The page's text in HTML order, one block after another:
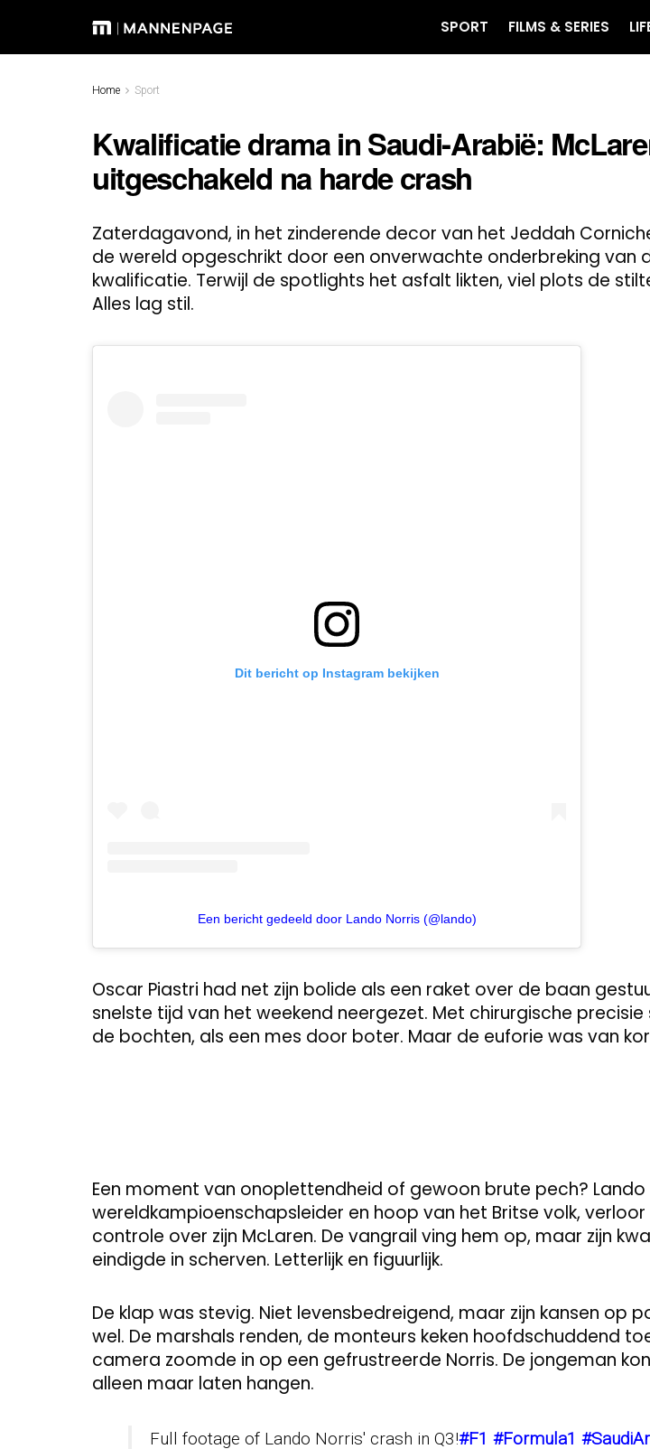
SPORT FILMS & SERIES
Home Sport
Kwalificatie drama in Saudi-Arabië:
uitgeschakeld na harde crash
Zaterdagavond, in het zinderende decor van het Jeddah
de wereld opgeschrikt door een onverwachte onderbreking van
kwalificatie. Terwijl de spotlights het asfalt likten, viel plots de
Alles lag stil.
Dit bericht op Instagram bekijken
Een bericht gedeeld door Lando Norris (@lando)
Oscar Piastri had net zijn bolide als een raket over de baan
snelste tijd van het weekend neergezet. Met chirurgische precisie
de bochten, als een mes door boter. Maar de euforie was van
Een moment van onoplettendheid of gewoon brute pech? Lando
wereldkampioenschapsleider en hoop van het Britse volk,
controle over zijn McLaren. De vangrail ving hem op, maar zijn
eindigde in scherven. Letterlijk en figuurlijk.
De klap was stevig. Niet levensbedreigend, maar zijn kansen op
wel. De marshals renden, de monteurs keken hoofdschuddend
camera zoomde in op een gefrustreerde Norris. De jongeman
alleen maar laten hangen.
Full footage of Lando Norris' crash in Q3!#F1 #Formula1